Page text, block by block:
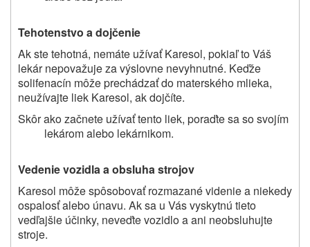
Tehotenstvo a dojčenie
Ak ste tehotná, nemáte užívať Karesol, pokiaľ to Váš
lekár nepovažuje za výslovne nevyhnutné. Keďže
solifenacín môže prechádzať do materského mlieka,
neužívajte liek Karesol, ak dojčíte.
Skôr ako začnete užívať tento liek, poraďte sa so svojím
lekárom alebo lekárnikom.
Vedenie vozidla a obsluha strojov
Karesol môže spôsobovať rozmazané videnie a niekedy
ospalosť alebo únavu. Ak sa u Vás vyskytnú tieto
vedľajšie účinky, neveďte vozidlo a ani neobsluhujte
stroje.